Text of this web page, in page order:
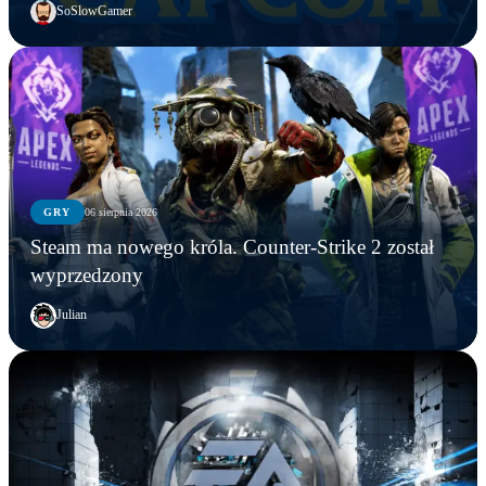
SoSlowGamer
GRY 06 sierpnia 2026
Steam ma nowego króla. Counter-Strike 2 został
wyprzedzony
Julian